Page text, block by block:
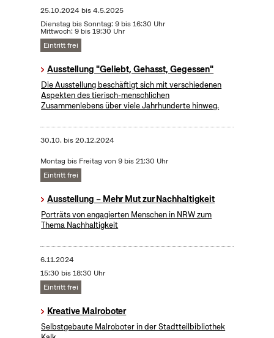
25.10.2024 bis4.5.2025
Dienstag bis Sonntag: 9 bis 16:30 Uhr
Mittwoch: 9 bis 19:30 Uhr
Eintritt frei
Ausstellung "Geliebt, Gehasst, Gegessen"
Die Ausstellung beschäftigt sich mit verschiedenen
Aspekten des tierisch-menschlichen
Zusammenlebens über viele Jahrhunderte hinweg.
30.10. bis20.12.2024
Montag bis Freitag von 9 bis 21:30 Uhr
Eintritt frei
Ausstellung – Mehr Mut zur Nachhaltigkeit
Porträts von engagierten Menschen in NRW zum
Thema Nachhaltigkeit
6.11.2024
15:30 bis 18:30 Uhr
Eintritt frei
Kreative Malroboter
Selbstgebaute Malroboter in der Stadtteilbibliothek